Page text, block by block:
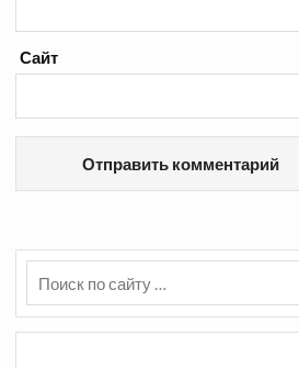
Сайт